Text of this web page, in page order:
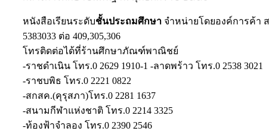
หนังสือเรียนระดับชั้นประถมศึกษา จำหน่ายโดยองค์การค้า ส
5383033 ต่อ 409,305,306
โทรติดต่อได้ที่ร้านศึกษาภัณฑ์พาณิชย์
-ราชดำเนิน โทร.0 2629 1910-1 -ลาดพร้าว โทร.0 2538 3021
-ราชบพิธ โทร.0 2221 0822
-สกสค.(คุรุสภา)โทร.0 2281 1637
-สนามกีฬาแห่งชาติ โทร.0 2214 3325
-ท้องฟ้าจำลอง โทร.0 2390 2546